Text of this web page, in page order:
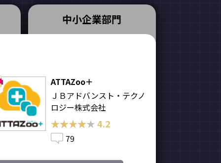
中小企業部門
ATTAZoo＋
ＪＢアドバンスト・テクノ
ロジー株式会社
★★★★★
★★★★★4.2
79